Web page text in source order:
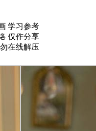
学习参考
仅作分享
在线解压